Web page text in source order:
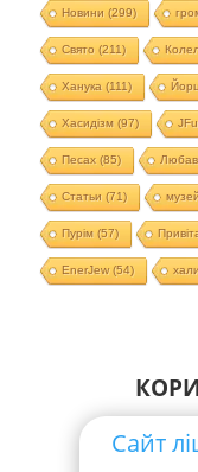
Новини (299)
Свято (211)
Ханука (111)
Хасидізм (97)
Песах(85)
Статьи (71)
Пурім (57)
EnerJew(54)
Сайт